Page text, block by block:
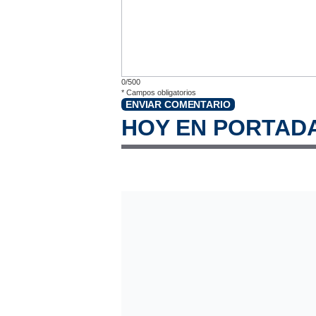
0/500
* Campos obligatorios
ENVIAR COMENTARIO
HOY EN